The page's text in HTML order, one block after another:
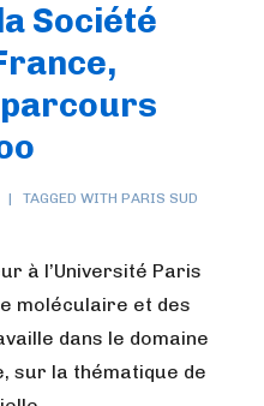
Société
TAGGED WITH PARIS SUD
à l’Université Paris
moléculaire et des
dans le domaine
sur la thématique de